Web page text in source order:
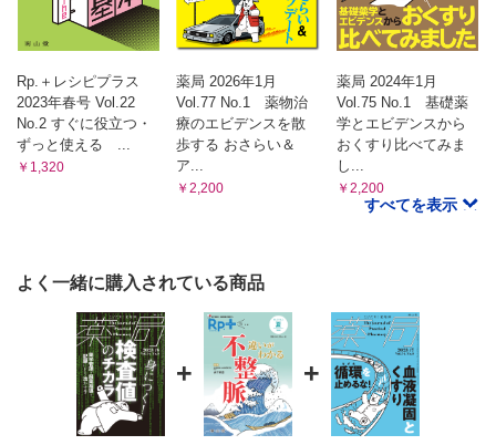
Rp.＋レシピプラス
2023年春号 Vol.22
No.2 すぐに役立つ・
ずっと使える ...
￥1,320
薬局 2026年1月
Vol.77 No.1 薬物治
療のエビデンスを散
歩する おさらい＆
ア...
￥2,200
薬局 2024年1月
Vol.75 No.1 基礎薬
学とエビデンスから
おくすり比べてみま
し...
￥2,200
すべてを表示
よく一緒に購入されている商品
+ +